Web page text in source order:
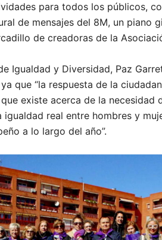
para todos los públicos,
de mensajes del 8M, un piano
de creadoras de la
Igualdad y Diversidad, Paz
que “la respuesta de la
existe acerca de la necesidad
igualdad real entre hombres y
a lo largo del año”.